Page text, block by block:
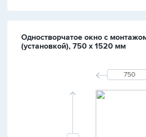
Одностворчатое окно с
(установкой), 750 х 1520 мм